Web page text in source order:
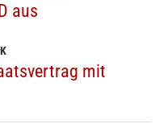
aus
mit